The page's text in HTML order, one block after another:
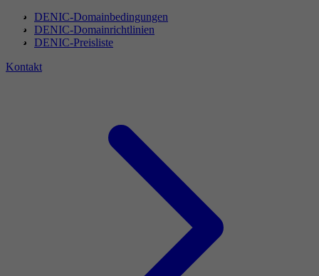
DENIC-Domainbedingungen
DENIC-Domainrichtlinien
DENIC-Preisliste
Kontakt